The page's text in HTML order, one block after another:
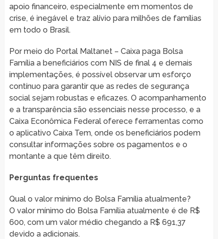
apoio financeiro, especialmente em momentos de
crise, é inegável e traz alívio para milhões de famílias
em todo o Brasil.
Por meio do Portal Maltanet – Caixa paga Bolsa
Família a beneficiários com NIS de final 4 e demais
implementações, é possível observar um esforço
contínuo para garantir que as redes de segurança
social sejam robustas e eficazes. O acompanhamento
e a transparência são essenciais nesse processo, e a
Caixa Econômica Federal oferece ferramentas como
o aplicativo Caixa Tem, onde os beneficiários podem
consultar informações sobre os pagamentos e o
montante a que têm direito.
Perguntas frequentes
Qual o valor mínimo do Bolsa Família atualmente?
O valor mínimo do Bolsa Família atualmente é de R$
600, com um valor médio chegando a R$ 691,37
devido a adicionais.